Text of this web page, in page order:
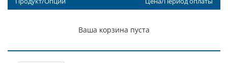
Ваша корзина пуста